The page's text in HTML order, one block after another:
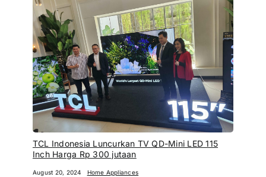
TCL Indonesia Luncurkan TV QD-Mini LED 115
Inch Harga Rp 300 jutaan
August 20, 2024 Home Appliances